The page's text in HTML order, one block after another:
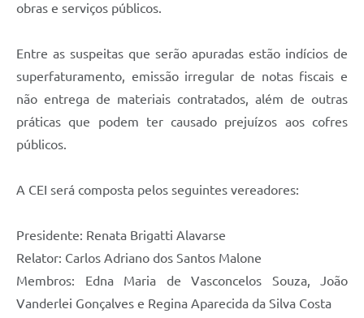
obras e serviços públicos.
Entre as suspeitas que serão apuradas estão indícios de
superfaturamento, emissão irregular de notas fiscais e
não entrega de materiais contratados, além de outras
práticas que podem ter causado prejuízos aos cofres
públicos.
A CEI será composta pelos seguintes vereadores:
Presidente: Renata Brigatti Alavarse
Relator: Carlos Adriano dos Santos Malone
Membros: Edna Maria de Vasconcelos Souza, João
Vanderlei Gonçalves e Regina Aparecida da Silva Costa